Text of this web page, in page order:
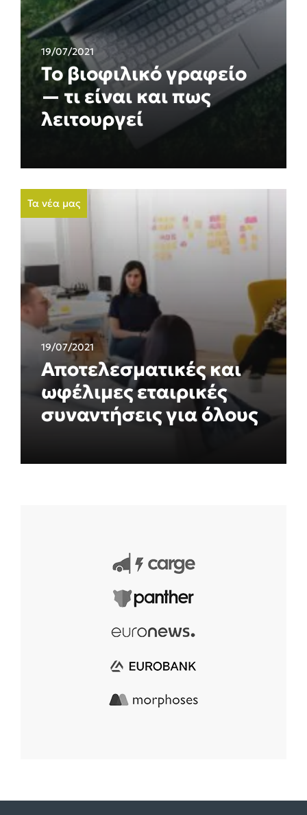
19/07/2021
Το βιοφιλικό γραφείο
— τι είναι και πως
λειτουργεί
Τα νέα μας
19/07/2021
Αποτελεσματικές και
ωφέλιμες εταιρικές
συναντήσεις για όλους